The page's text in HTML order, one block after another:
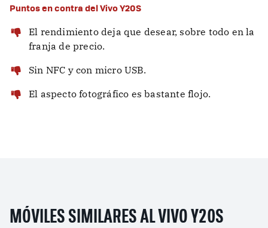
Puntos en contra del Vivo Y20S
El rendimiento deja que desear, sobre todo en la
franja de precio.
Sin NFC y con micro USB.
El aspecto fotográfico es bastante flojo.
MÓVILES SIMILARES AL VIVO Y20S